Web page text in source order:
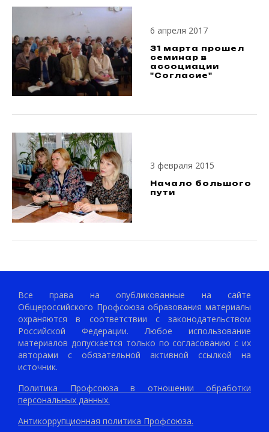
6 апреля 2017
31 марта прошел
семинар в
ассоциации
"Согласие"
3 февраля 2015
Начало большого
пути
Все права на опубликованные на сайте
Общероссийского Профсоюза образования материалы
охраняются в соответствии с законодательством
Российской Федерации. Любое использование
материалов допускается только по согласованию с их
авторами с обязательной активной ссылкой на
источник.
Политика Профсоюза в отношении обработки
персональных данных.
Антикоррупционная политика Профсоюза.